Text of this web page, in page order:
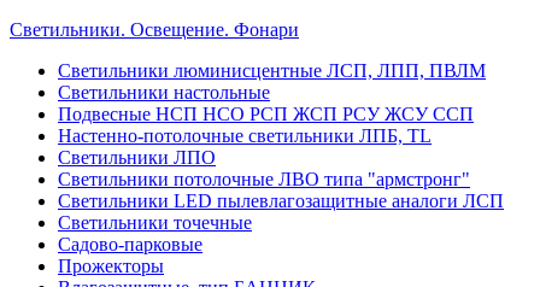
Светильники. Освещение. Фонари
Светильники люминисцентные ЛСП, ЛПП, ПВЛМ
Светильники настольные
Подвесные НСП НСО РСП ЖСП РСУ ЖСУ ССП
Настенно-потолочные светильники ЛПБ, TL
Светильники ЛПО
Светильники потолочные ЛВО типа "армстронг"
Светильники LED пылевлагозащитные аналоги ЛСП
Светильники точечные
Садово-парковые
Прожекторы